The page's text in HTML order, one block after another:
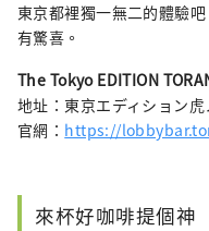
東京都裡獨一無二的體驗
有驚喜。
The Tokyo EDITION
地址：東京エディション
官網： https://
來杯好咖啡提個神